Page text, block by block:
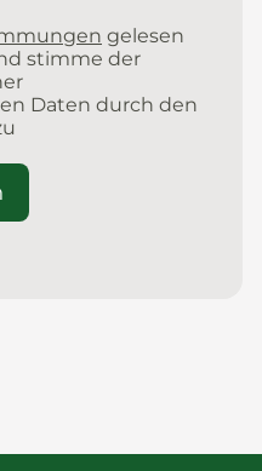
gelesen
stimme der
Daten durch den